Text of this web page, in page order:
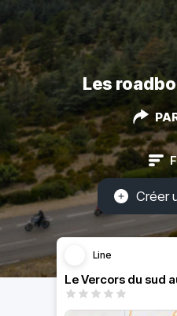
Les
Créer
Line
Le Vercors du sud